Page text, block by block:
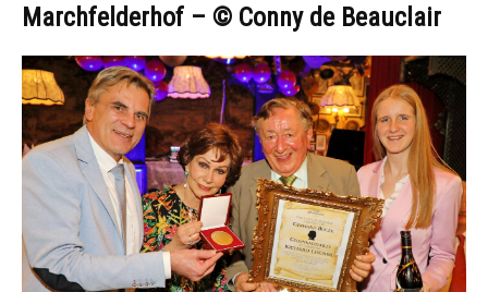
Marchfelderhof – © Conny de Beauclair